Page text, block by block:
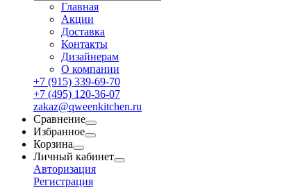
Главная
Акции
Доставка
Контакты
Дизайнерам
О компании
+7 (915) 339-69-70
+7 (495) 120-36-07
zakaz@qweenkitchen.ru
Сравнение
Избранное
Корзина
Личный кабинет
Авторизация
Регистрация